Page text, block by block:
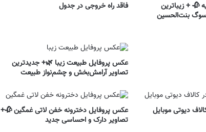
+ زیباترین
سوگ بنت‌الحسین
فاقد راه خروجی در جدول
عکس پروفایل طبیعت زیبا 🌿+ جدیدترین
تصاویر آرامش‌بخش و چشم‌نواز طبیعت
دیوتی موبایل
عکس پروفایل دخترونه خفن لاتی غمگین 🥀+
تصاویر دارک و احساسی جدید